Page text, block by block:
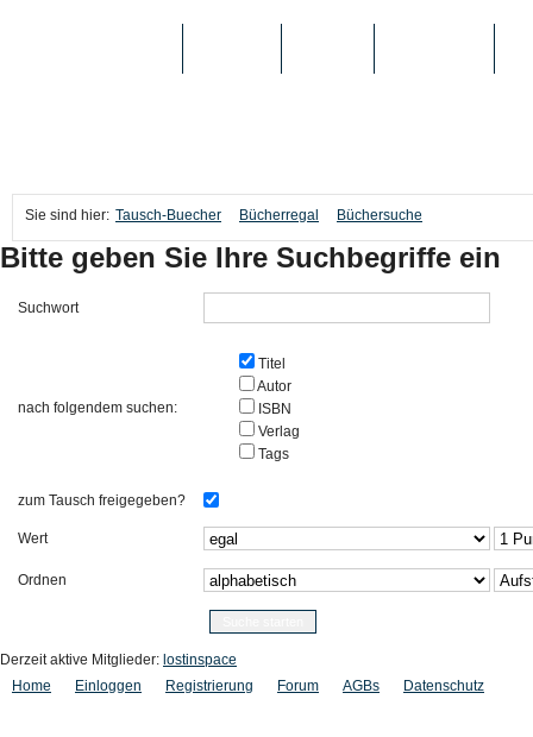
Sie sind hier: Tausch-Buecher Bücherregal Büchersuche
Bitte geben Sie Ihre Suchbegriffe ein
Suchwort
nach folgendem suchen:
Titel
Autor
ISBN
Verlag
Tags
zum Tausch freigegeben?
Wert
Ordnen
Derzeit aktive Mitglieder: lostinspace
Home
Einloggen Registrierung Forum AGBs Datenschutz